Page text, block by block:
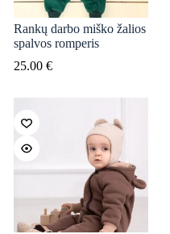
Rankų darbo miško žalios
spalvos romperis
25.00 €